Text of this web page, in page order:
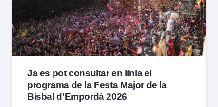
Ja es pot consultar en línia el
programa de la Festa Major de la
Bisbal d’Empordà 2026